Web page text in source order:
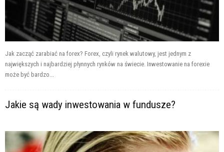
Jak zacząć zarabiać na forex? Forex, czyli rynek walutowy, jest jednym z
największych i najbardziej płynnych rynków na świecie. Inwestowanie na forexie
może być bardzo...
Jakie są wady inwestowania w fundusze?